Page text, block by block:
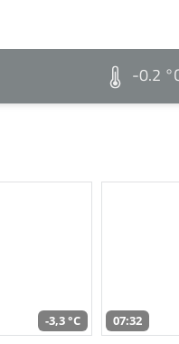
-0.2
-3,3 °C 07:32